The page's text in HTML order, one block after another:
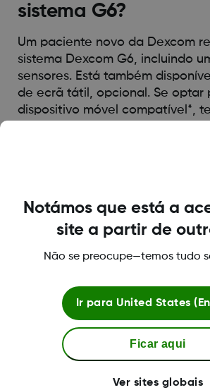
sistema G6?
Um paciente novo da Dexcom
sistema Dexcom G6, incluindo
sensores. Está também
de ecrã tátil, opcional. Se optar
dispositivo móvel compatível*,
Was this article helpful?
LBL016375 Rev001
Termos e políticas
Notámos que está a
site a partir de
Não se preocupe—temos tudo
Ir para United States
Ficar aqui
Ver sites globais